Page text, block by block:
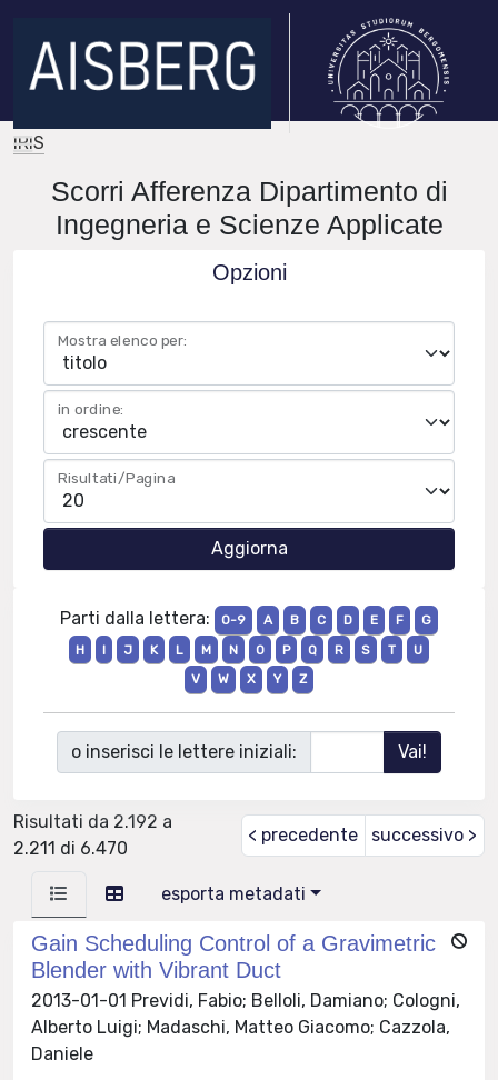
IRIS
Scorri Afferenza Dipartimento di
Ingegneria e Scienze Applicate
Opzioni
Mostra elenco per:
in ordine:
Risultati/Pagina
Parti dalla lettera: 0-9 A B C D E F
G
H
I J K L M N O P Q R S T
U
V
W X Y Z
o inserisci le lettere iniziali:
Risultati da 2.192 a
2.211 di 6.470
< precedente successivo >
esporta metadati
Gain Scheduling Control of a Gravimetric
Blender with Vibrant Duct
2013-01-01 Previdi, Fabio; Belloli, Damiano; Cologni,
Alberto Luigi; Madaschi, Matteo Giacomo; Cazzola,
Daniele